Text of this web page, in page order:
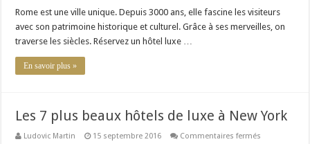
Rome est une ville unique. Depuis 3000 ans, elle fascine les visiteurs
avec son patrimoine historique et culturel. Grâce à ses merveilles, on
traverse les siècles. Réservez un hôtel luxe …
En savoir plus »
Les 7 plus beaux hôtels de luxe à New York
Ludovic Martin 15 septembre 2016 Commentaires fermés